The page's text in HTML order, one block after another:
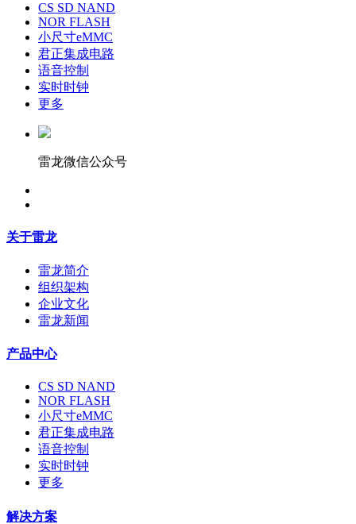
CS SD NAND
NOR FLASH
小尺寸eMMC
君正集成电路
语音控制
实时时钟
更多
雷龙微信公众号
关于雷龙
雷龙简介
组织架构
企业文化
雷龙新闻
产品中心
CS SD NAND
NOR FLASH
小尺寸eMMC
君正集成电路
语音控制
实时时钟
更多
解决方案